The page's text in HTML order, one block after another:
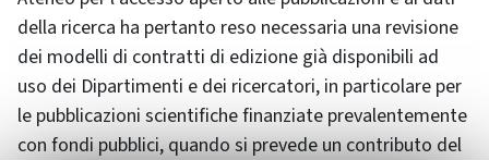
della ricerca ha pertanto reso necessaria una revisione
dei modelli di contratti di edizione già disponibili ad
uso dei Dipartimenti e dei ricercatori, in particolare per
le pubblicazioni scientifiche finanziate prevalentemente
con fondi pubblici, quando si prevede un contributo del